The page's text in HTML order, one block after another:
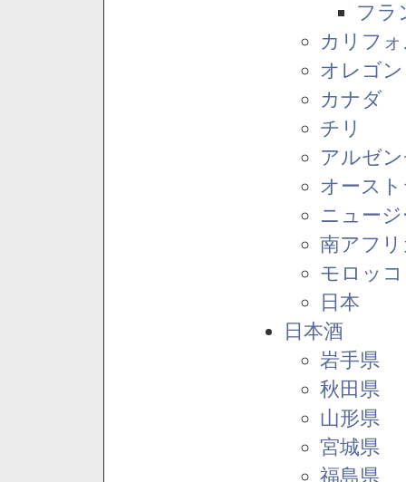
フラ
カリフ
オレゴ
カナダ
チリ
アルゼ
オース
ニュー
南アフ
モロッコ
日本
日本酒
岩手県
秋田県
山形県
宮城県
福島県